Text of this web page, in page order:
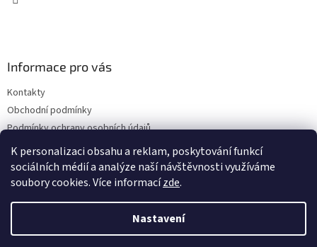
K personalizaci obsahu a reklam, poskytování funkcí
sociálních médií a analýze naší návštěvnosti využíváme
soubory cookies. Více informacízde.
Nastavení
Informace pro vás
Kontakty
Obchodní podmínky
Podmínky ochrany osobních údajů
Dodací a platební podmínky